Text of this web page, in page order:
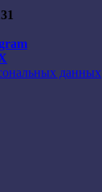
данных